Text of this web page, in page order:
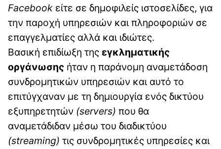
Facebook είτε σε δημοφιλείς ιστοσελίδες, για
την παροχή υπηρεσιών και πληροφοριών σε
επαγγελματίες αλλά και ιδιώτες.
Βασική επιδίωξη της εγκληματικής
οργάνωσης ήταν η παράνομη αναμετάδοση
συνδρομητικών υπηρεσιών και αυτό το
επιτύγχαναν με τη δημιουργία ενός δικτύου
εξυπηρετητών (servers) που θα
αναμετάδιδαν μέσω του διαδικτύου
(streaming) τις συνδρομητικές υπηρεσίες και